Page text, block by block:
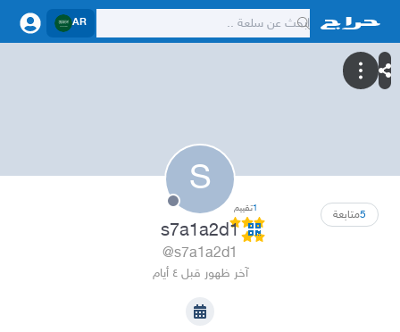
AR
S
5متابعة 1تقييم
s7a1a2d1
@s7a1a2d1
آخر ظهور قبل ٤ أيام